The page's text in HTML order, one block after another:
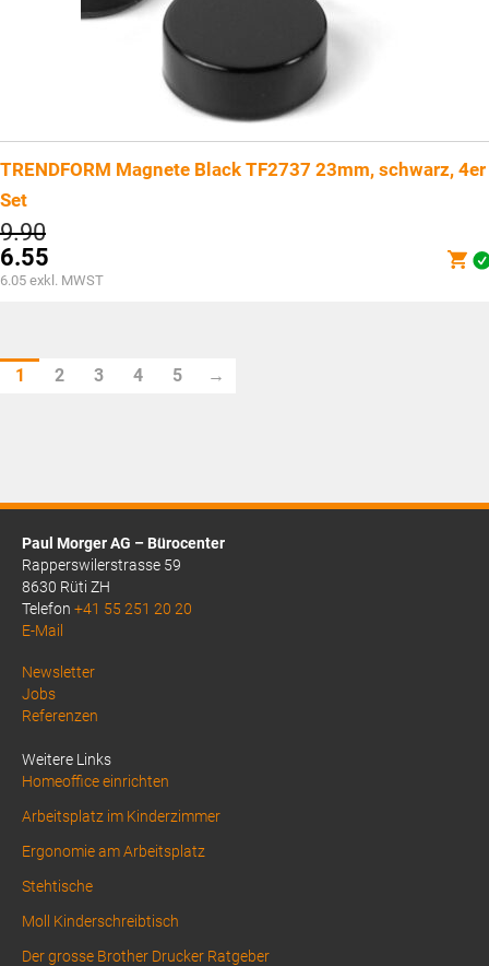
TRENDFORM Magnete Black TF2737 23mm, schwarz, 4er
Set
9.90Ursprünglicher
Preis
war:
CHF9.90
6.55
Aktueller
6.05 exkl. MWST
1 2 3 4 5 →
Paul Morger AG – Bürocenter
Rapperswilerstrasse 59
8630 Rüti ZH
Telefon +41 55 251 20 20
E-Mail
Above
Footer
Newsletter
Jobs
Referenzen
Weitere Links
Homeoffice einrichten
Arbeitsplatz im Kinderzimmer
Ergonomie am Arbeitsplatz
Stehtische
Moll Kinderschreibtisch
Der grosse Brother Drucker Ratgeber